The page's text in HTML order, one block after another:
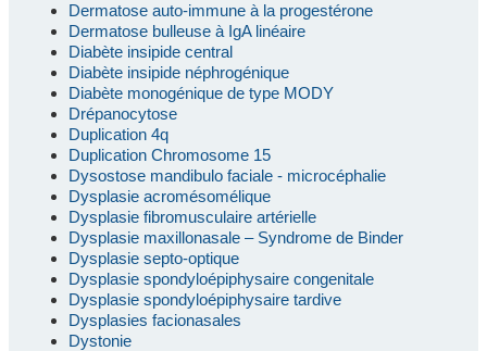
Dermatose auto-immune à la progestérone
Dermatose bulleuse à IgA linéaire
Diabète insipide central
Diabète insipide néphrogénique
Diabète monogénique de type MODY
Drépanocytose
Duplication 4q
Duplication Chromosome 15
Dysostose mandibulo faciale - microcéphalie
Dysplasie acromésomélique
Dysplasie fibromusculaire artérielle
Dysplasie maxillonasale – Syndrome de Binder
Dysplasie septo-optique
Dysplasie spondyloépiphysaire congenitale
Dysplasie spondyloépiphysaire tardive
Dysplasies facionasales
Dystonie